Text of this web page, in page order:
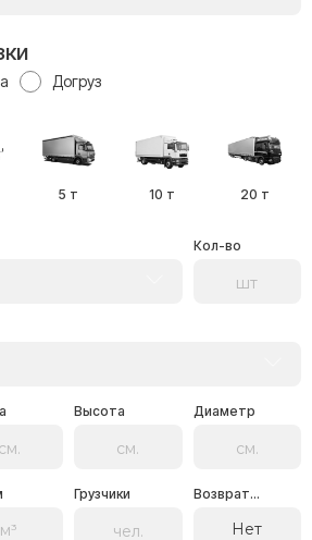
Догруз
5 т 10 т 20 т
Кол-во
Высота Диаметр
Грузчики Возврат...
Нет